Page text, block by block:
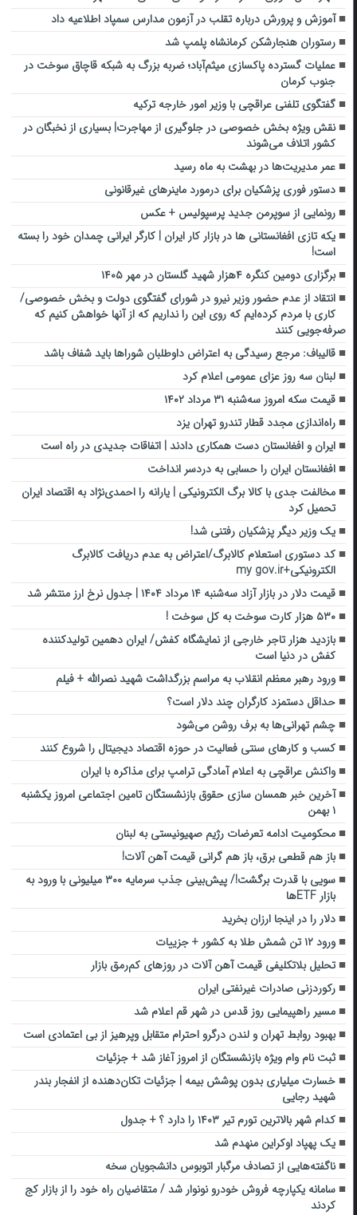
آموزش‌ و پرورش درباره تقلب در آزمون مدارس سمپاد اطلاعیه داد
رستوران هنجارشکن کرمانشاه پلمپ شد
عملیات گسترده پاکسازی میثم‌آباد؛ ضربه بزرگ به شبکه قاچاق سوخت در
جنوب کرمان
گفتگوی تلفنی عراقچی با وزیر امور خارجه ترکیه
نقش ویژه بخش خصوصی در جلوگیری از مهاجرت| بسیاری از نخبگان در
کشور اتلاف می‌شوند
عمر مدیریت‌ها در بهشت به ماه رسید
دستور فوری پزشکیان برای درمورد ماینرهای غیرقانونی
رونمایی از سوپرمن جدید پرسپولیس + عکس
یکه تازی افغانستانی ها در بازار کار ایران | کارگر ایرانی چمدان خود را بسته
است!
برگزاری دومین کنگره ۴هزار شهید گلستان در مهر ۱۴۰۵
انتقاد از عدم حضور وزیر نیرو در شورای گفتگوی دولت و بخش خصوصی/
کاری با مردم کرده‌ایم که روی این را نداریم که از آنها خواهش کنیم که
صرفه‌جویی کنند
قالیباف: مرجع رسیدگی به اعتراض داوطلبان شوراها باید شفاف باشد
لبنان سه روز عزای عمومی اعلام کرد
قیمت سکه امروز سه‌شنبه ۳۱ مرداد ۱۴۰۲
راه‌اندازی مجدد قطار تندرو تهران یزد
ایران و افغانستان دست همکاری دادند | اتفاقات جدیدی در راه است
افغانستان ایران را حسابی به دردسر انداخت
مخالفت جدی با کالا برگ الکترونیکی | یارانه را احمدی‌نژاد به اقتصاد ایران
تحمیل کرد
یک وزیر دیگر پزشکیان رفتنی شد!
کد دستوری استعلام کالابرگ/اعتراض به عدم دریافت کالابرگ
الکترونیکی+my gov.ir
قیمت دلار در بازار آزاد سه‌شنبه ۱۴ مرداد ۱۴۰۴ | جدول نرخ ارز منتشر شد
۵۳۰ هزار کارت سوخت به کل سوخت !
بازدید هزار تاجر خارجی از نمایشگاه کفش/ ایران دهمین تولیدکننده
کفش در دنیا است
ورود رهبر معظم انقلاب به مراسم بزرگداشت شهید نصرالله + فیلم
حداقل دستمزد کارگران چند دلار است؟
چشم تهرانی‌ها به برف روشن می‌شود
کسب و کارهای سنتی فعالیت در حوزه اقتصاد دیجیتال را شروع کنند
واکنش عراقچی به اعلام آمادگی ترامپ برای مذاکره با ایران
آخرین خبر همسان سازی حقوق بازنشستگان تامین اجتماعی امروز یکشنبه
محکومیت ادامه تعرضات رژیم صهیونیستی به لبنان
باز هم قطعی برق، باز هم گرانی قیمت آهن آلات!
سویی با قدرت برگشت!/ پیش‌بینی جذب سرمایه ۳۰۰ میلیونی با ورود به
بازار ETFها
دلار را در اینجا ارزان بخرید
ورود ۱۲ تن شمش طلا به کشور + جزییات
تحلیل بلاتکلیفی قیمت آهن‌ آلات در روزهای کم‌رمق بازار
رکوردزنی صادرات غیرنفتی ایران
مسیر راهپیمایی روز قدس در شهر قم اعلام شد
بهبود روابط تهران و لندن درگرو احترام متقابل وپرهیز از بی‌ اعتمادی است
ثبت نام وام ویژه بازنشستگان از امروز آغاز شد + جزئیات
خسارت میلیاری بدون پوشش بیمه | جزئیات تکان‌دهنده از انفجار بندر
شهید رجایی
کدام شهر بالاترین تورم تیر ۱۴۰۳ را دارد ؟ + جدول
یک پهپاد اوکراین منهدم شد
ناگفته‌هایی از تصادف مرگبار اتوبوس دانشجویان سخه
سامانه یکپارچه فروش خودرو نونوار شد / متقاضیان راه خود را از بازار کج
کردند